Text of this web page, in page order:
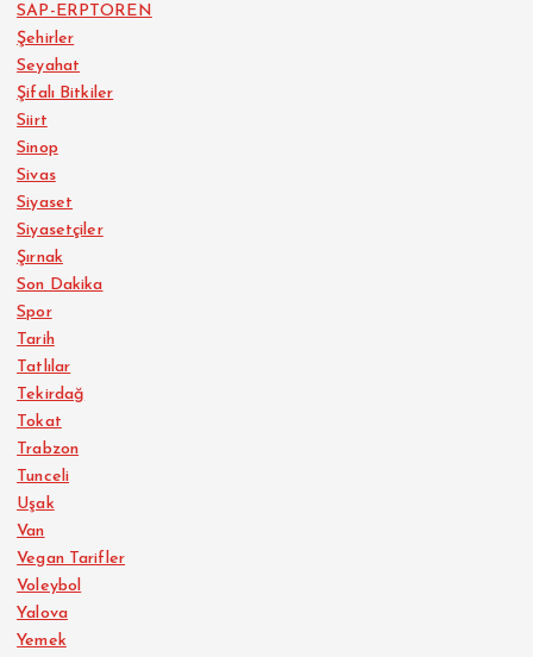
SAP-ERPTOREN
Şehirler
Seyahat
Şifalı Bitkiler
Siirt
Sinop
Sivas
Siyaset
Siyasetçiler
Şırnak
Son Dakika
Spor
Tarih
Tatlılar
Tekirdağ
Tokat
Trabzon
Tunceli
Uşak
Van
Vegan Tarifler
Voleybol
Yalova
Yemek